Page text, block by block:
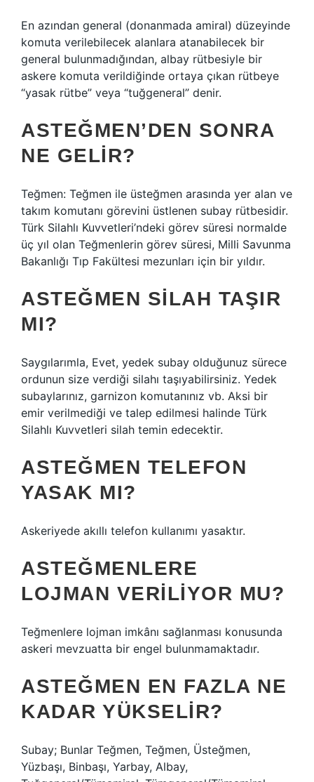
En azından general (donanmada amiral) düzeyinde
komuta verilebilecek alanlara atanabilecek bir
general bulunmadığından, albay rütbesiyle bir
askere komuta verildiğinde ortaya çıkan rütbeye
“yasak rütbe” veya “tuğgeneral” denir.
ASTEĞMEN’DEN SONRA
NE GELIR?
Teğmen: Teğmen ile üsteğmen arasında yer alan ve
takım komutanı görevini üstlenen subay rütbesidir.
Türk Silahlı Kuvvetleri’ndeki görev süresi normalde
üç yıl olan Teğmenlerin görev süresi, Milli Savunma
Bakanlığı Tıp Fakültesi mezunları için bir yıldır.
ASTEĞMEN SILAH TAŞIR
MI?
Saygılarımla, Evet, yedek subay olduğunuz sürece
ordunun size verdiği silahı taşıyabilirsiniz. Yedek
subaylarınız, garnizon komutanınız vb. Aksi bir
emir verilmediği ve talep edilmesi halinde Türk
Silahlı Kuvvetleri silah temin edecektir.
ASTEĞMEN TELEFON
YASAK MI?
Askeriyede akıllı telefon kullanımı yasaktır.
ASTEĞMENLERE
LOJMAN VERILIYOR MU?
Teğmenlere lojman imkânı sağlanması konusunda
askeri mevzuatta bir engel bulunmamaktadır.
ASTEĞMEN EN FAZLA NE
KADAR YÜKSELIR?
Subay; Bunlar Teğmen, Teğmen, Üsteğmen,
Yüzbaşı, Binbaşı, Yarbay, Albay,